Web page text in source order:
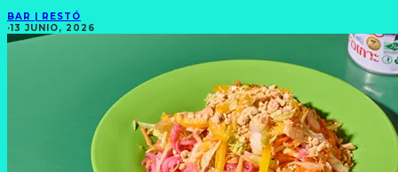
BAR | RESTÓ
·13 JUNIO, 2026